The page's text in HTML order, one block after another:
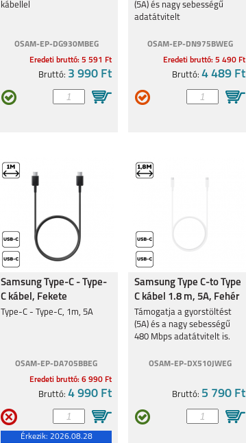
kábellel
OSAM-EP-DG930MBEG
Eredeti bruttó: 5 591 Ft
Bruttó: 3 990 Ft
(5A) és nagy sebességű
adatátvitelt
OSAM-EP-DN975BWEG
Eredeti bruttó: 5 490 Ft
Bruttó: 4 489 Ft
Samsung Type-C - Type-
C kábel, Fekete
Type-C - Type-C, 1m, 5A
OSAM-EP-DA705BBEG
Eredeti bruttó: 6 990 Ft
Bruttó: 4 990 Ft
Érkezik: 2026.08.28
Samsung Type C-to Type
C kábel 1.8 m, 5A, Fehér
Támogatja a gyorstöltést
(5A) és a nagy sebességű
480 Mbps adatátvitelt is.
OSAM-EP-DX510JWEG
Bruttó: 5 790 Ft